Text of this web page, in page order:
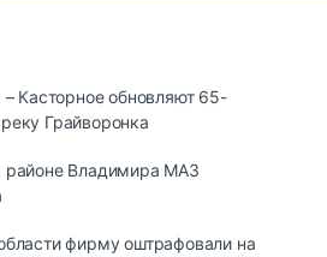
Касторное обновляют 65-
Грайворонка
районе Владимира МАЗ
фирму оштрафовали на